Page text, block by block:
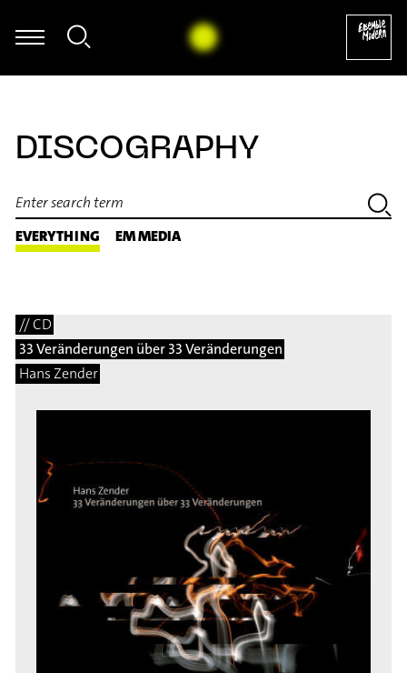
Megumi Kasakawa - Heinz Holliger:
DISCOGRAPHY
EVERYTHING EM MEDIA
// CD
33 Veränderungen über 33 Veränderungen
Hans Zender